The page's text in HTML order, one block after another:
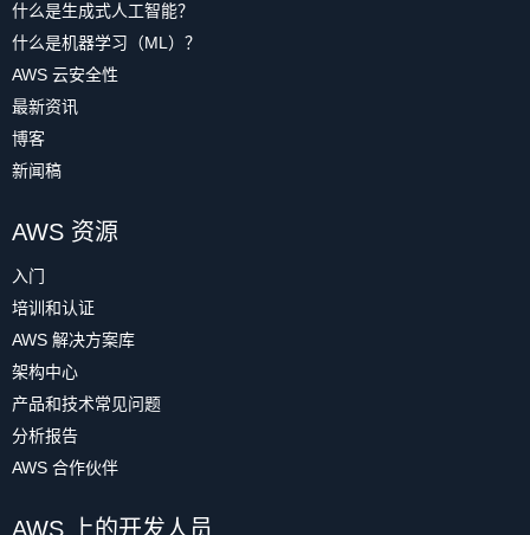
什么是生成式人工智能？
什么是机器学习（ML）？
AWS 云安全性
最新资讯
博客
新闻稿
AWS 资源
入门
培训和认证
AWS 解决方案库
架构中心
产品和技术常见问题
分析报告
AWS 合作伙伴
AWS 上的开发人员